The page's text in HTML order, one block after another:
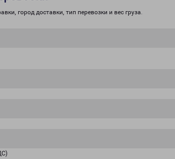
город доставки, тип перевозки и вес груза.